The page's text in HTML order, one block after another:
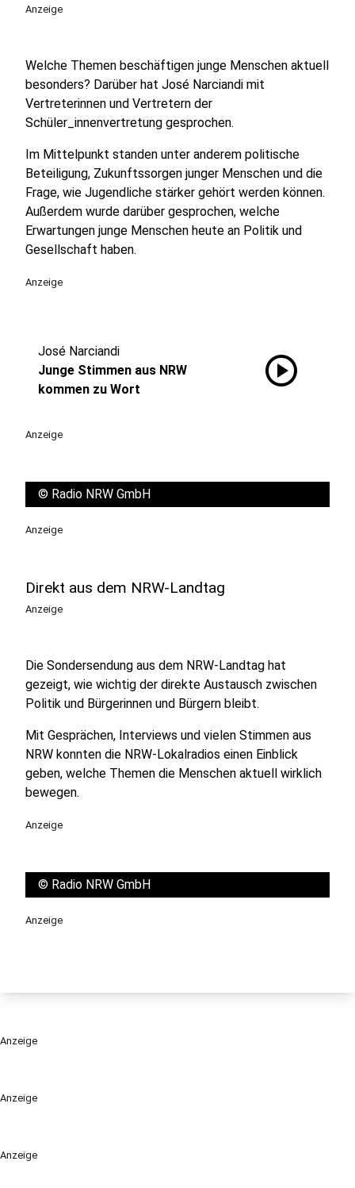
Anzeige
Anzeige
Anzeige
Welche Themen beschäftigen junge Menschen aktuell
besonders? Darüber hat José Narciandi mit
Vertreterinnen und Vertretern der
Schüler_innenvertretung gesprochen.
Im Mittelpunkt standen unter anderem politische
Beteiligung, Zukunftssorgen junger Menschen und die
Frage, wie Jugendliche stärker gehört werden können.
Außerdem wurde darüber gesprochen, welche
Erwartungen junge Menschen heute an Politik und
Gesellschaft haben.
Anzeige
José Narciandi
Junge Stimmen aus NRW
kommen zu Wort
play_circle
Anzeige
© Radio NRW GmbH
Anzeige
Direkt aus dem NRW-Landtag
Anzeige
Die Sondersendung aus dem NRW-Landtag hat
gezeigt, wie wichtig der direkte Austausch zwischen
Politik und Bürgerinnen und Bürgern bleibt.
Mit Gesprächen, Interviews und vielen Stimmen aus
NRW konnten die NRW-Lokalradios einen Einblick
geben, welche Themen die Menschen aktuell wirklich
bewegen.
Anzeige
© Radio NRW GmbH
Anzeige
Anzeige